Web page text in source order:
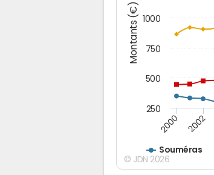
Montants (€)
Souméras
2000 2002
250
500
750
1000
© JDN 2026